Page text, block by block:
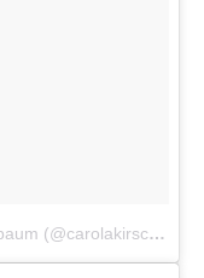
Een bericht gedeeld door 🕊P.C. Kirschbaum (@carolakirschbaum)